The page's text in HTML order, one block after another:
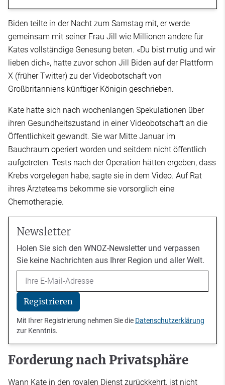
Biden teilte in der Nacht zum Samstag mit, er werde
gemeinsam mit seiner Frau Jill wie Millionen andere für
Kates vollständige Genesung beten. «Du bist mutig und wir
lieben dich», hatte zuvor schon Jill Biden auf der Plattform
X (früher Twitter) zu der Videobotschaft von
Großbritanniens künftiger Königin geschrieben.
Kate hatte sich nach wochenlangen Spekulationen über
ihren Gesundheitszustand in einer Videobotschaft an die
Öffentlichkeit gewandt. Sie war Mitte Januar im
Bauchraum operiert worden und seitdem nicht öffentlich
aufgetreten. Tests nach der Operation hätten ergeben, dass
Krebs vorgelegen habe, sagte sie in dem Video. Auf Rat
ihres Ärzteteams bekomme sie vorsorglich eine
Chemotherapie.
Newsletter
Holen Sie sich den WNOZ-Newsletter und verpassen
Sie keine Nachrichten aus Ihrer Region und aller Welt.
Email
Registrieren
Mit Ihrer Registrierung nehmen Sie die Datenschutzerklärung
zur Kenntnis.
Forderung nach Privatsphäre
Wann Kate in den royalen Dienst zurückkehrt, ist nicht